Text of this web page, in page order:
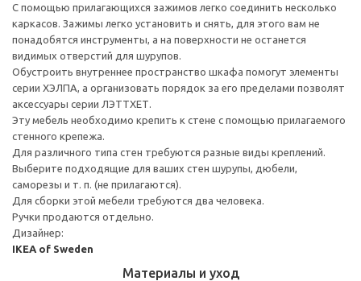
С помощью прилагающихся зажимов легко соединить несколько
каркасов. Зажимы легко установить и снять, для этого вам не
понадобятся инструменты, а на поверхности не останется
видимых отверстий для шурупов.
Обустроить внутреннее пространство шкафа помогут элементы
серии ХЭЛПА, а организовать порядок за его пределами позволят
аксессуары серии ЛЭТТХЕТ.
Эту мебель необходимо крепить к стене с помощью прилагаемого
стенного крепежа.
Для различного типа стен требуются разные виды креплений.
Выберите подходящие для ваших стен шурупы, дюбели,
саморезы и т. п. (не прилагаются).
Для сборки этой мебели требуются два человека.
Ручки продаются отдельно.
Дизайнер:
IKEA of Sweden
Материалы и уход